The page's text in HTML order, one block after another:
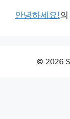
안녕하세요!의
© 2026